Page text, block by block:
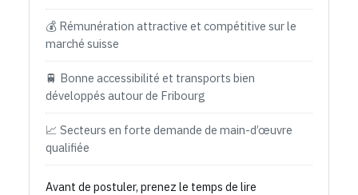
💰 Rémunération attractive et compétitive sur le
marché suisse
🚆 Bonne accessibilité et transports bien
développés autour de Fribourg
📈 Secteurs en forte demande de main-d’œuvre
qualifiée
Avant de postuler, prenez le temps de lire